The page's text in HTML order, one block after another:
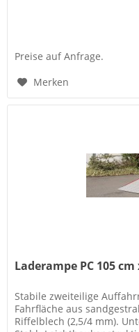
Preise auf Anfrage.
Merken
Laderampe PC 105
Stabile zweiteilige
Fahrfläche aus
Riffelblech (2,5/4 mm).